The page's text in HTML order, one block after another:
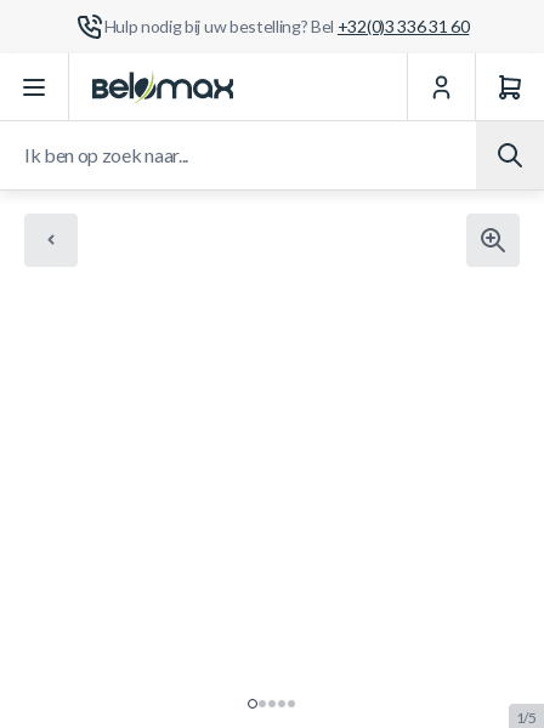
Hulp nodig bij uw bestelling? Bel +32(0)3 336 31 60
Ga naar de inhoud
1/5